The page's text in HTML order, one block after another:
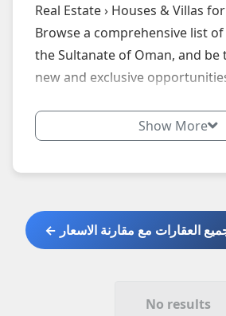
Real Estate › Houses & Villas
Browse a comprehensive list
the Sultanate of Oman, and be
new and exclusive
Show More
العقارات مع مقارنة الاسعار ←
No results